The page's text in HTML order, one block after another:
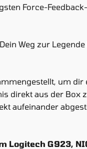
Force-
Weg zur
um dir
direkt aus der Box
aufeinander
Logitech G923,